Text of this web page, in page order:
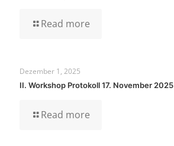
Read more
Dezember 1, 2025
II. Workshop Protokoll 17. November 2025
Read more